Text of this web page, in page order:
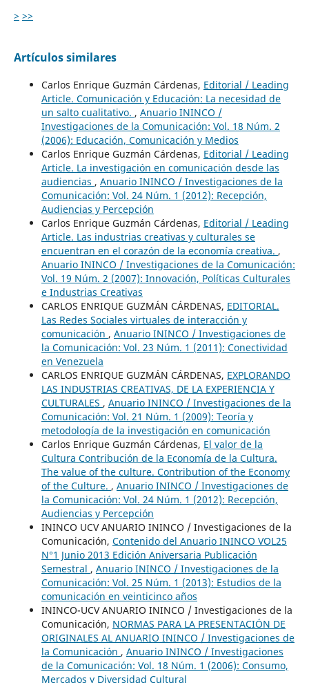
> >>
Artículos similares
Carlos Enrique Guzmán Cárdenas, Editorial / Leading
Article. Comunicación y Educación: La necesidad de
un salto cualitativo. , Anuario ININCO /
Investigaciones de la Comunicación: Vol. 18 Núm. 2
(2006): Educación, Comunicación y Medios
Carlos Enrique Guzmán Cárdenas, Editorial / Leading
Article. La investigación en comunicación desde las
audiencias , Anuario ININCO / Investigaciones de la
Comunicación: Vol. 24 Núm. 1 (2012): Recepción,
Audiencias y Percepción
Carlos Enrique Guzmán Cárdenas, Editorial / Leading
Article. Las industrias creativas y culturales se
encuentran en el corazón de la economía creativa. ,
Anuario ININCO / Investigaciones de la Comunicación:
Vol. 19 Núm. 2 (2007): Innovación, Políticas Culturales
e Industrias Creativas
CARLOS ENRIQUE GUZMÁN CÁRDENAS, EDITORIAL.
Las Redes Sociales virtuales de interacción y
comunicación , Anuario ININCO / Investigaciones de
la Comunicación: Vol. 23 Núm. 1 (2011): Conectividad
en Venezuela
CARLOS ENRIQUE GUZMÁN CÁRDENAS, EXPLORANDO
LAS INDUSTRIAS CREATIVAS, DE LA EXPERIENCIA Y
CULTURALES , Anuario ININCO / Investigaciones de la
Comunicación: Vol. 21 Núm. 1 (2009): Teoría y
metodología de la investigación en comunicación
Carlos Enrique Guzmán Cárdenas, El valor de la
Cultura Contribución de la Economía de la Cultura.
The value of the culture. Contribution of the Economy
of the Culture. , Anuario ININCO / Investigaciones de
la Comunicación: Vol. 24 Núm. 1 (2012): Recepción,
Audiencias y Percepción
ININCO UCV ANUARIO ININCO / Investigaciones de la
Comunicación, Contenido del Anuario ININCO VOL25
N°1 Junio 2013 Edición Aniversaria Publicación
Semestral , Anuario ININCO / Investigaciones de la
Comunicación: Vol. 25 Núm. 1 (2013): Estudios de la
comunicación en veinticinco años
ININCO-UCV ANUARIO ININCO / Investigaciones de la
Comunicación, NORMAS PARA LA PRESENTACIÓN DE
ORIGINALES AL ANUARIO ININCO / Investigaciones de
la Comunicación , Anuario ININCO / Investigaciones
de la Comunicación: Vol. 18 Núm. 1 (2006): Consumo,
Mercados y Diversidad Cultural